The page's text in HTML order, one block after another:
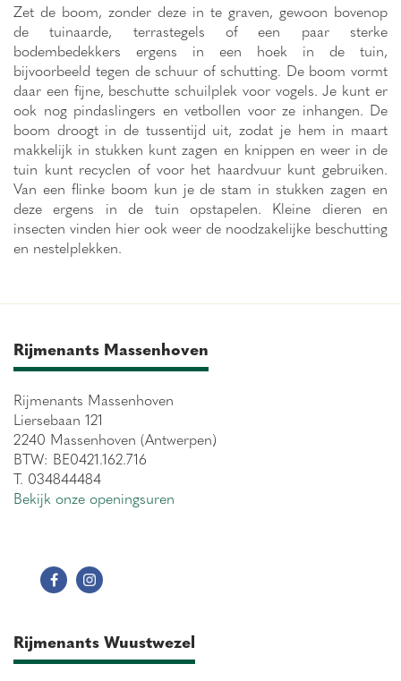
Zet de boom, zonder deze in te graven, gewoon bovenop
de tuinaarde, terrastegels of een paar sterke
bodembedekkers ergens in een hoek in de tuin,
bijvoorbeeld tegen de schuur of schutting. De boom vormt
daar een fijne, beschutte schuilplek voor vogels. Je kunt er
ook nog pindaslingers en vetbollen voor ze inhangen. De
boom droogt in de tussentijd uit, zodat je hem in maart
makkelijk in stukken kunt zagen en knippen en weer in de
tuin kunt recyclen of voor het haardvuur kunt gebruiken.
Van een flinke boom kun je de stam in stukken zagen en
deze ergens in de tuin opstapelen. Kleine dieren en
insecten vinden hier ook weer de noodzakelijke beschutting
en nestelplekken.
Rijmenants Massenhoven
Rijmenants Massenhoven
Liersebaan 121
2240 Massenhoven (Antwerpen)
BTW: BE0421.162.716
T. 034844484
Bekijk onze openingsuren
Rijmenants Wuustwezel